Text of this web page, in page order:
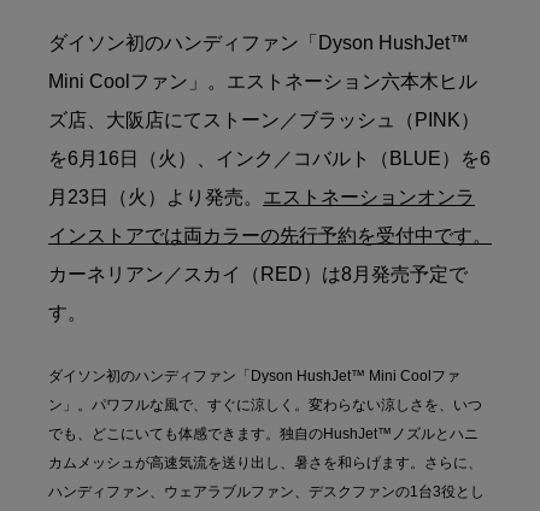
ダイソン初のハンディファン「Dyson HushJet™
Mini Coolファン」。エストネーション六本木ヒル
ズ店、大阪店にてストーン／ブラッシュ（PINK）
を6月16日（火）、インク／コバルト（BLUE）を6
月23日（火）より発売。 エストネーションオンラ
インストアでは両カラーの先行予約を受付中です。
カーネリアン／スカイ（RED）は8月発売予定で
す。
ダイソン初のハンディファン「Dyson HushJet™ Mini Coolファ
ン」。パワフルな風で、すぐに涼しく。変わらない涼しさを、いつ
でも、どこにいても体感できます。独自のHushJet™ノズルとハニ
カムメッシュが高速気流を送り出し、暑さを和らげます。さらに、
ハンディファン、ウェアラブルファン、デスクファンの1台3役とし